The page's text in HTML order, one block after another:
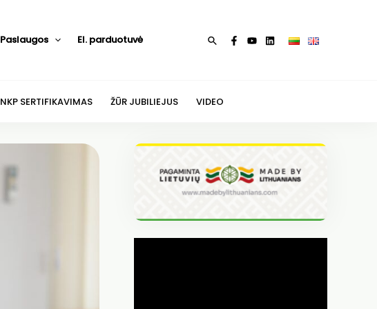
Paslaugos El. parduotuvė Paieška
NKP SERTIFIKAVIMAS ŽŪR JUBILIEJUS VIDEO